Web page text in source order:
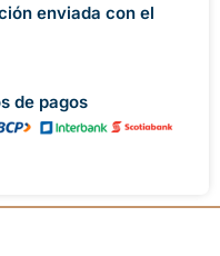
enviada con el
de pagos